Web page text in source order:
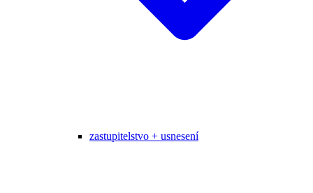
zastupitelstvo + usnesení